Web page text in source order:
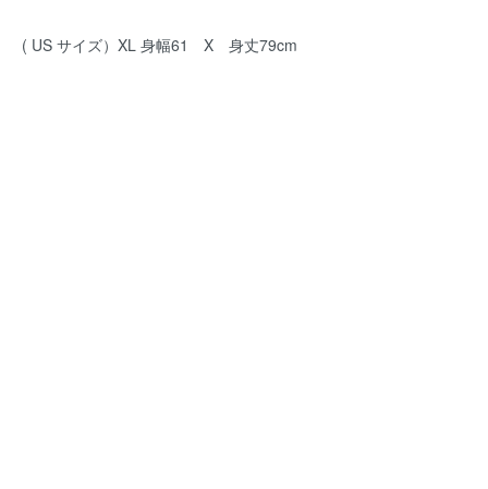
( US サイズ）XL 身幅61 X 身丈79cm